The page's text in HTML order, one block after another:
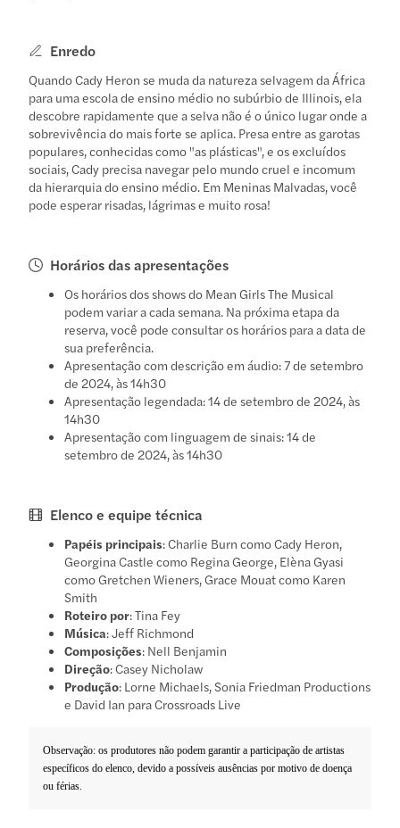
Enredo
Quando Cady Heron se muda da natureza selvagem da África
para uma escola de ensino médio no subúrbio de Illinois, ela
descobre rapidamente que a selva não é o único lugar onde a
sobrevivência do mais forte se aplica. Presa entre as garotas
populares, conhecidas como "as plásticas", e os excluídos
sociais, Cady precisa navegar pelo mundo cruel e incomum
da hierarquia do ensino médio. Em Meninas Malvadas, você
pode esperar risadas, lágrimas e muito rosa!
Horários das apresentações
Os horários dos shows do Mean Girls The Musical
podem variar a cada semana. Na próxima etapa da
reserva, você pode consultar os horários para a data de
sua preferência.
Apresentação com descrição em áudio: 7 de setembro
de 2024, às 14h30
Apresentação legendada: 14 de setembro de 2024, às
14h30
Apresentação com linguagem de sinais: 14 de
setembro de 2024, às 14h30
Elenco e equipe técnica
Papéis principais: Charlie Burn como Cady Heron,
Georgina Castle como Regina George, Elèna Gyasi
como Gretchen Wieners, Grace Mouat como Karen
Smith
Roteiro por: Tina Fey
Música: Jeff Richmond
Composições: Nell Benjamin
Direção: Casey Nicholaw
Produção: Lorne Michaels, Sonia Friedman Productions
e David Ian para Crossroads Live
Observação: os produtores não podem garantir a participação de artistas
específicos do elenco, devido a possíveis ausências por motivo de doença
ou férias.